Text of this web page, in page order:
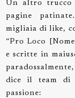
Un altro trucco
pagine
migliaia di like,
“Pro Loco
e scritte in
dice il team di
passione: